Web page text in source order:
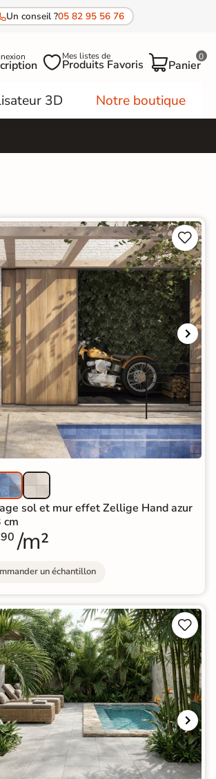
Un conseil ?05 82 95 56 76
Mes listes de
Produits Favoris Panier
0
3D Notre boutique


sol et mur effet Zellige Hand azur
/m²
un échantillon

